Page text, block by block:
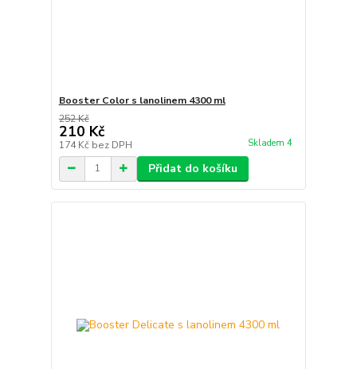
Booster Color s lanolinem 4300 ml
252 Kč
210 Kč
174 Kč bez DPH Skladem 4
Přidat do košíku